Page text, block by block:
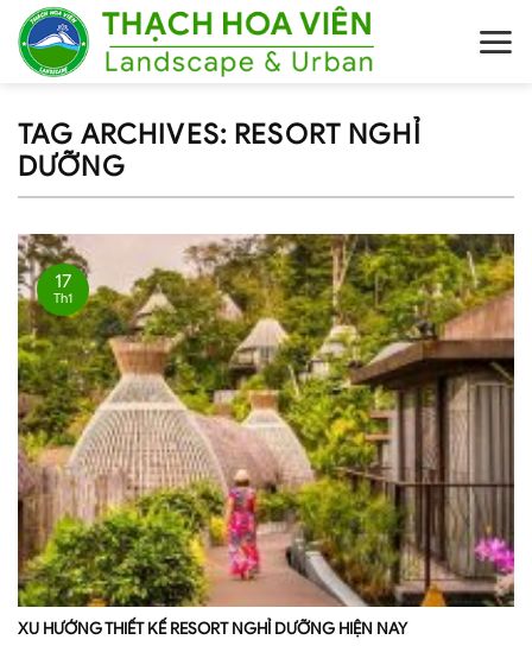
Skip
content
TAG ARCHIVES: RESORT NGHỈ
DƯỠNG
XU HƯỚNG THIẾT KẾ RESORT NGHỈ DƯỠNG HIỆN NAY
17
Th1